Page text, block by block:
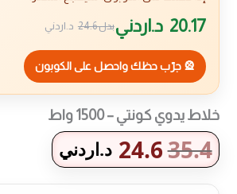
20.17 د.اردنيبدل24.6 د.اردني
🎡 جرّب حظك واحصل على الكوبون
خلاط يدوي كونتي – 1500 واط
35.4
24.6 د.اردني